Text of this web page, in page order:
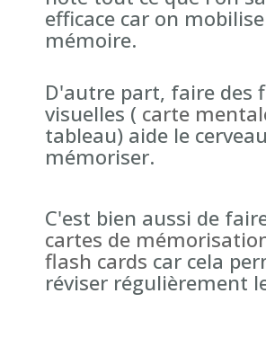
efficace car on
mémoire.
D'autre part, faire des
visuelles ( carte
tableau) aide le
mémoriser.
C'est bien aussi de
cartes de
flash cards car cela
réviser régulièrement